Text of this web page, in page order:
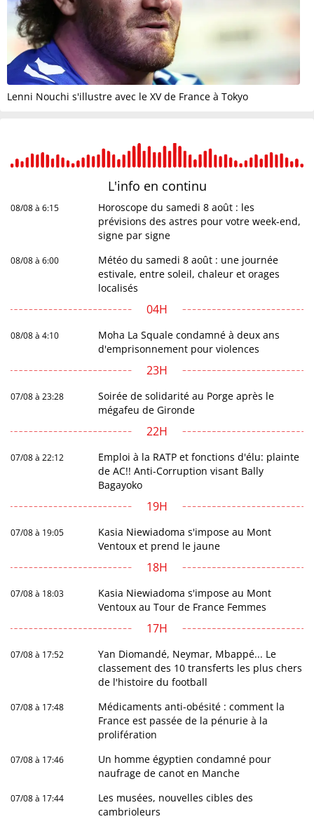
Lenni Nouchi s'illustre avec le XV de France à Tokyo
L'info en continu
08/08 à 6:15
Horoscope du samedi 8 août : les
prévisions des astres pour votre week-end,
signe par signe
08/08 à 6:00
Météo du samedi 8 août : une journée
estivale, entre soleil, chaleur et orages
localisés
04H
08/08 à 4:10
Moha La Squale condamné à deux ans
d'emprisonnement pour violences
23H
07/08 à 23:28
Soirée de solidarité au Porge après le
mégafeu de Gironde
22H
07/08 à 22:12
Emploi à la RATP et fonctions d'élu: plainte
de AC!! Anti-Corruption visant Bally
Bagayoko
19H
07/08 à 19:05
Kasia Niewiadoma s'impose au Mont
Ventoux et prend le jaune
18H
07/08 à 18:03
Kasia Niewiadoma s'impose au Mont
Ventoux au Tour de France Femmes
17H
07/08 à 17:52
Yan Diomandé, Neymar, Mbappé... Le
classement des 10 transferts les plus chers
de l'histoire du football
07/08 à 17:48
Médicaments anti-obésité : comment la
France est passée de la pénurie à la
prolifération
07/08 à 17:46
Un homme égyptien condamné pour
naufrage de canot en Manche
07/08 à 17:44
Les musées, nouvelles cibles des
cambrioleurs